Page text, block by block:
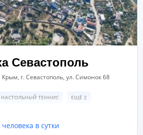
Севастополь
Крым, г. Севастополь, ул. Симонок 68
НАСТОЛЬНЫЙ ТЕННИС ЕЩЁ 2
ЗАЛ
ЕЩЁ 2
человека в сутки